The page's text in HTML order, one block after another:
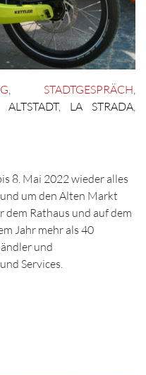
STADTGESPRÄCH
ALTSTADT, LA STRADA
8. Mai 2022 wieder alles
um den Alten Markt
Rathaus und auf dem
Jahr mehr als 40
und
Services.